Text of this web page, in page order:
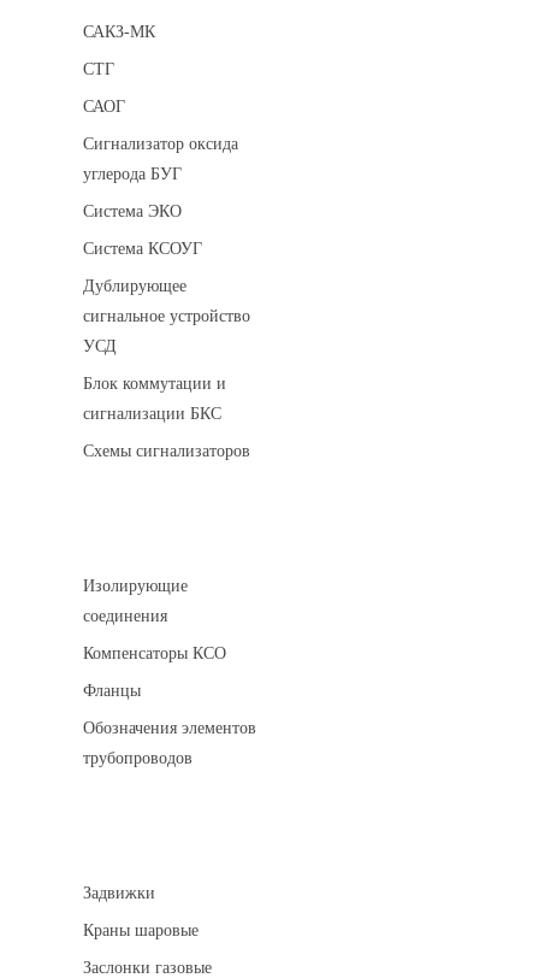
САКЗ-МК
СТГ
САОГ
Сигнализатор оксида
углерода БУГ
Система ЭКО
Система КСОУГ
Дублирующее
сигнальное устройство
УСД
Блок коммутации и
сигнализации БКС
Схемы сигнализаторов
Изолирующие
соединения
Компенсаторы КСО
Фланцы
Обозначения элементов
трубопроводов
Задвижки
Краны шаровые
Заслонки газовые